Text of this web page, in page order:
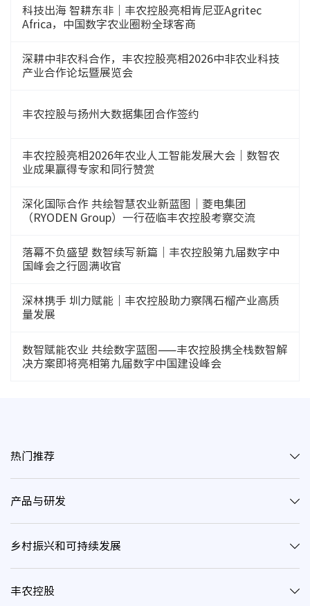
科技出海 智耕东非｜丰农控股亮相肯尼亚Agritec
Africa，中国数字农业圈粉全球客商
深耕中非农科合作，丰农控股亮相2026中非农业科技
产业合作论坛暨展览会
丰农控股与扬州大数据集团合作签约
丰农控股亮相2026年农业人工智能发展大会｜数智农
业成果赢得专家和同行赞赏
深化国际合作 共绘智慧农业新蓝图｜菱电集团
（RYODEN Group）一行莅临丰农控股考察交流
落幕不负盛望 数智续写新篇｜丰农控股第九届数字中
国峰会之行圆满收官
深林携手 圳力赋能｜丰农控股助力察隅石榴产业高质
量发展
数智赋能农业 共绘数字蓝图——丰农控股携全栈数智解
决方案即将亮相第九届数字中国建设峰会
热门推荐
产品与研发
乡村振兴和可持续发展
丰农控股